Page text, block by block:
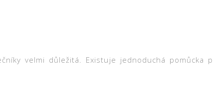
velmi důležitá. Existuje jednoduchá pomůcka